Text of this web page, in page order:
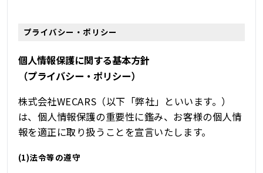
プライバシー・ポリシー
個人情報保護に関する基本方針
（プライバシー・ポリシー）
株式会社WECARS（以下「弊社」といいます。）
は、個人情報保護の重要性に鑑み、お客様の個人情
報を適正に取り扱うことを宣言いたします。
(1)法令等の遵守